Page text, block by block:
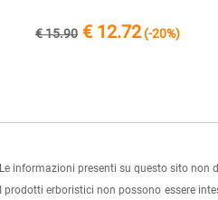
€ 15.90 € 12.72(-20%)
Le informazioni presenti su questo sito non
I prodotti erboristici non possono essere